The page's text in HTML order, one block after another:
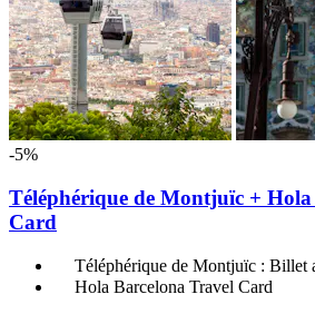
-5%
Téléphérique de Montjuïc +
Card
Téléphérique de Montjuïc : Billet
Hola Barcelona Travel Card